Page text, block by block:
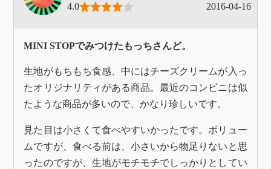
4.0
2016-04-16
MINI STOPでみつけたもっちさんど。
生地がもちもち食感、中にはチーズクリームが入っ
たオリジナリティがある商品。最近のコンビニは似
たような商品が多いので、かなり珍しいです。
見た目は小さくて食べやすいかったです。ボリュー
ムですが、食べる前は、小さいから物足りないと思
ったのですが、生地がモチモチでしっかりとしてい